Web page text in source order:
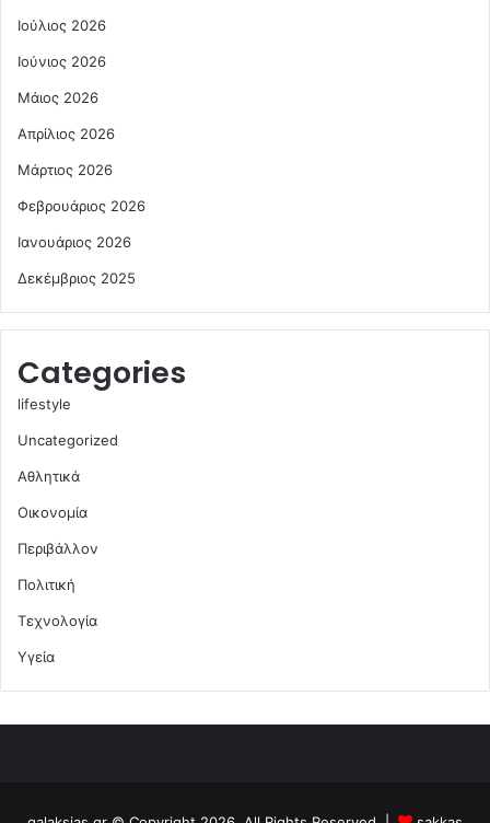
Ιούλιος 2026
Ιούνιος 2026
Μάιος 2026
Απρίλιος 2026
Μάρτιος 2026
Φεβρουάριος 2026
Ιανουάριος 2026
Δεκέμβριος 2025
Categories
lifestyle
Uncategorized
Αθλητικά
Οικονομία
Περιβάλλον
Πολιτική
Τεχνολογία
Υγεία